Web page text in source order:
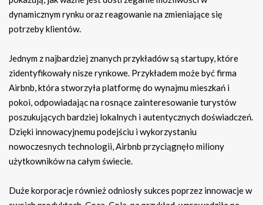
dynamicznym rynku oraz reagowanie na zmieniające się
potrzeby klientów.
Jednym z najbardziej znanych przykładów są startupy, które
zidentyfikowały nisze rynkowe. Przykładem może być firma
Airbnb, która stworzyła platformę do wynajmu mieszkań i
pokoi, odpowiadając na rosnące zainteresowanie turystów
poszukujących bardziej lokalnych i autentycznych doświadczeń.
Dzięki innowacyjnemu podejściu i wykorzystaniu
nowoczesnych technologii, Airbnb przyciągnęło miliony
użytkowników na całym świecie.
Duże korporacje również odniosły sukces poprzez innowacje w